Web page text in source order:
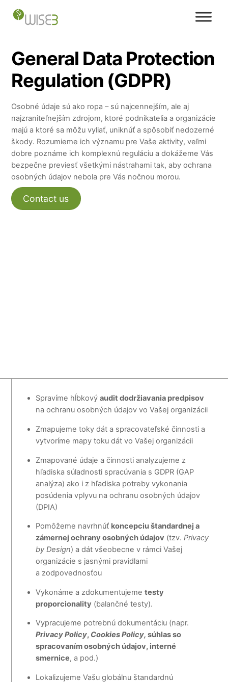
General Data Protection
Regulation (GDPR)
Osobné údaje sú ako ropa – sú najcennejším, ale aj
najzraniteľnejším zdrojom, ktoré podnikatelia a organizácie
majú a ktoré sa môžu vyliať, uniknúť a spôsobiť nedozerné
škody. Rozumieme ich významu pre Vaše aktivity, veľmi
dobre poznáme ich komplexnú reguláciu a dokážeme Vás
bezpečne previesť všetkými nástrahami tak, aby ochrana
osobných údajov nebola pre Vás nočnou morou.
Contact us
Spravíme hĺbkový audit dodržiavania predpisov
na ochranu osobných údajov vo Vašej organizácii
Zmapujeme toky dát a spracovateľské činnosti a
vytvoríme mapy toku dát vo Vašej organizácii
Zmapované údaje a činnosti analyzujeme z
hľadiska súladnosti spracúvania s GDPR (GAP
analýza) ako i z hľadiska potreby vykonania
posúdenia vplyvu na ochranu osobných údajov
(DPIA)
Pomôžeme navrhnúť koncepciu štandardnej a
zámernej ochrany osobných údajov (tzv. Privacy
by Design) a dát všeobecne v rámci Vašej
organizácie s jasnými pravidlami
a zodpovednosťou
Vykonáme a zdokumentujeme testy
proporcionality (balančné testy).
Vypracujeme potrebnú dokumentáciu (napr.
Privacy Policy, Cookies Policy, súhlas so
spracovaním osobných údajov, interné
smernice, a pod.)
Lokalizujeme Vašu globálnu štandardnú